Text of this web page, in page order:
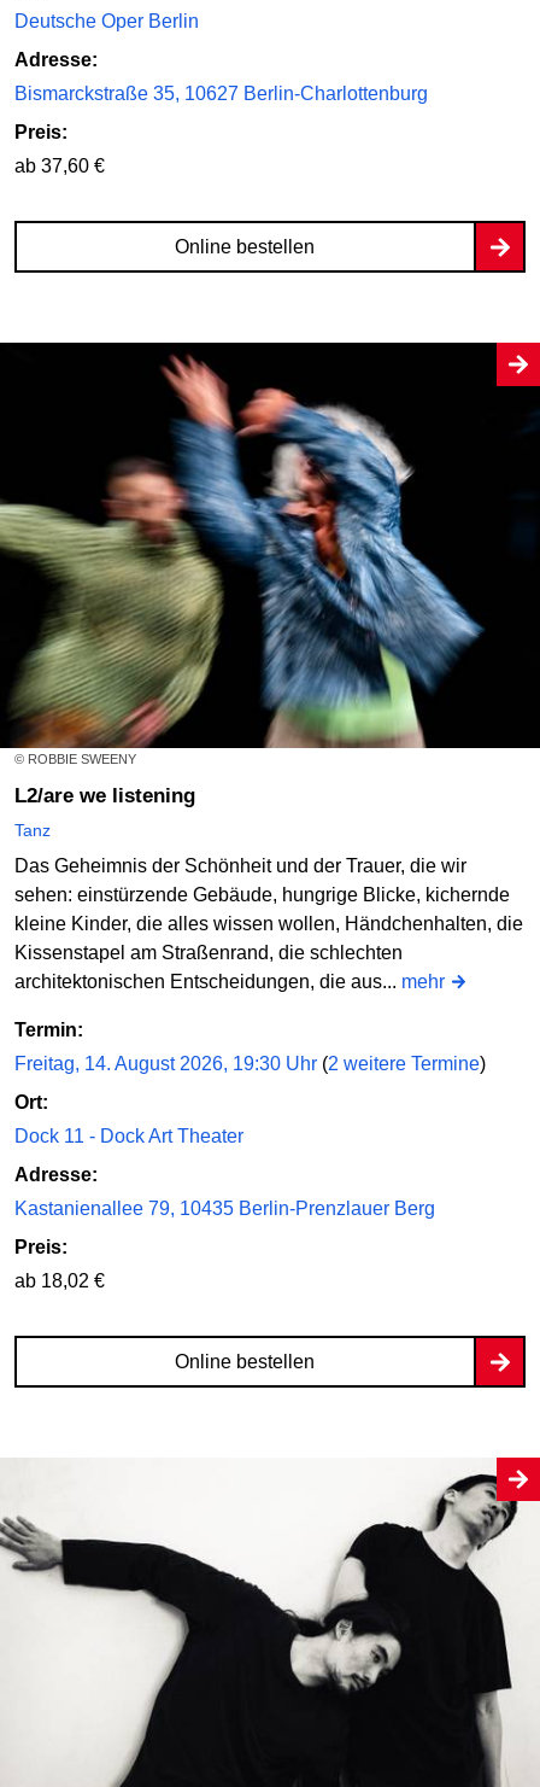
Deutsche Oper Berlin
Adresse:
Bismarckstraße 35, 10627 Berlin-Charlottenburg
Preis:
ab 37,60 €
Online bestellen
© ROBBIE SWEENY
L2/are we listening
Tanz
Das Geheimnis der Schönheit und der Trauer, die wir
sehen: einstürzende Gebäude, hungrige Blicke, kichernde
kleine Kinder, die alles wissen wollen, Händchenhalten, die
Kissenstapel am Straßenrand, die schlechten
architektonischen Entscheidungen, die aus... mehr
Termin:
Freitag, 14. August 2026, 19:30 Uhr (2 weitere Termine)
Ort:
Dock 11 - Dock Art Theater
Adresse:
Kastanienallee 79, 10435 Berlin-Prenzlauer Berg
Preis:
ab 18,02 €
Online bestellen